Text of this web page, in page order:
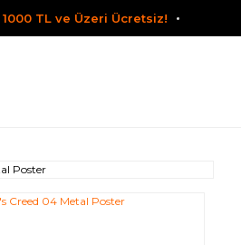
TL ve Üzeri Ücretsiz!